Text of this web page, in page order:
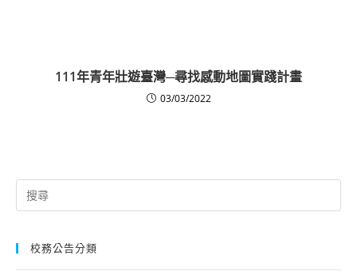
111年青年壯遊臺灣─尋找感動地圖實踐計畫
03/03/2022
Search
for:
校務公告分類